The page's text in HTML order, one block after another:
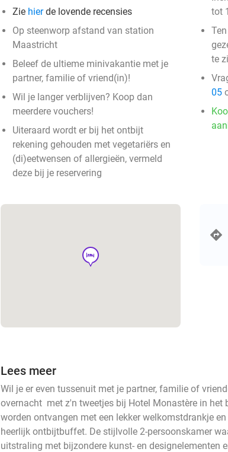
Zie hierde lovende recensies
Op steenworp afstand van station
Maastricht
Beleef de ultieme minivakantie met je
partner, familie of vriend(in)!
Wil je langer verblijven? Koop dan
meerdere vouchers!
Uiteraard wordt er bij het ontbijt
rekening gehouden met vegetariërs en
(di)eetwensen of allergieën, vermeld
deze bij je reservering
tot
te
05
hotel
Lees meer
Wil je er even tussenuit met je partner, familie of
overnacht met z'n tweetjes bij Hotel Monastère in
worden ontvangen met een lekker welkomstdrankje
heerlijk ontbijtbuffet. De stijlvolle 2-persoonskamer
uitstraling met bijzondere kunst- en designelementen